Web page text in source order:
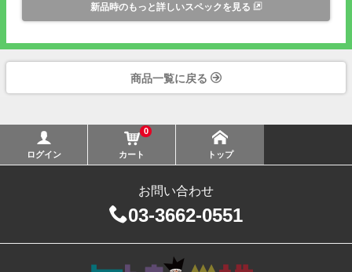
新品時のもっと詳しいスペックを見る
商品一覧に戻る
ログイン
0
カート トップ
お問い合わせ
03-3662-0551